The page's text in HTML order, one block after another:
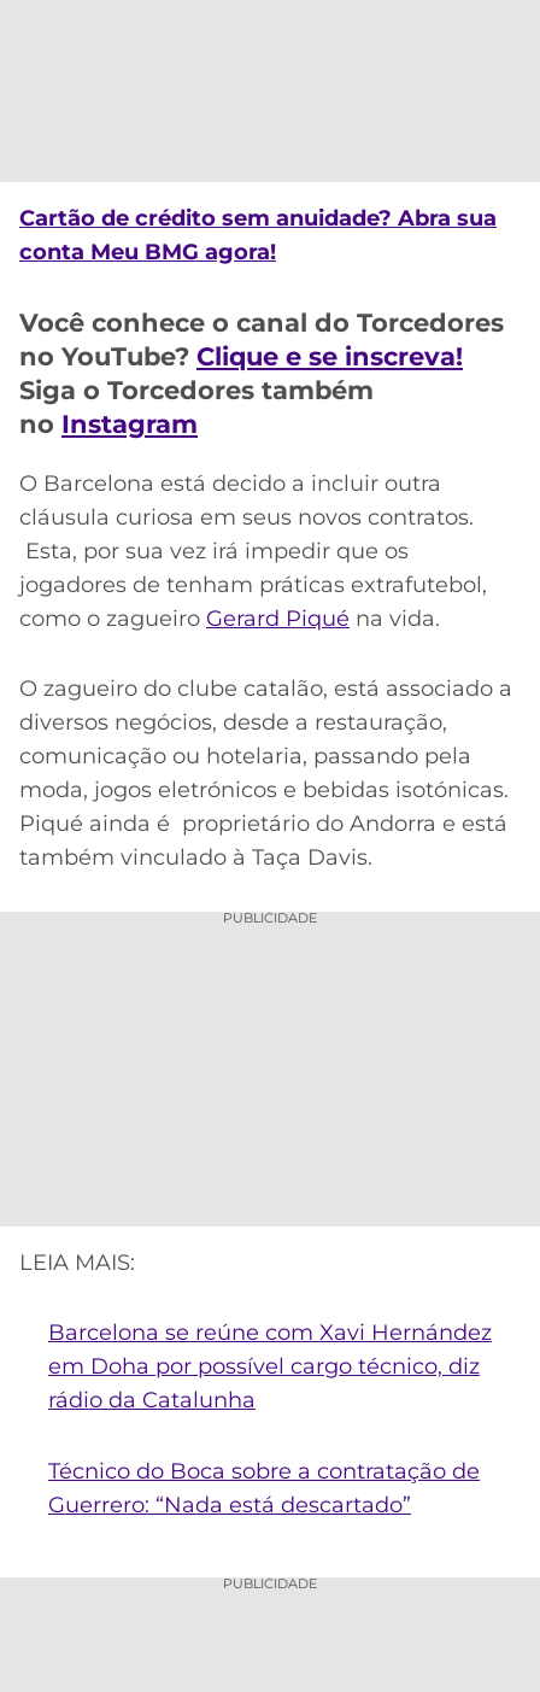
Cartão de crédito sem anuidade? Abra sua
conta Meu BMG agora!
Você conhece o canal do Torcedores
no YouTube? Clique e se inscreva!
Siga o Torcedores também
no Instagram
O Barcelona está decido a incluir outra
cláusula curiosa em seus novos contratos.
Esta, por sua vez irá impedir que os
jogadores de tenham práticas extrafutebol,
como o zagueiro Gerard Piqué na vida.
O zagueiro do clube catalão, está associado a
diversos negócios, desde a restauração,
comunicação ou hotelaria, passando pela
moda, jogos eletrónicos e bebidas isotónicas.
Piqué ainda é proprietário do Andorra e está
também vinculado à Taça Davis.
PUBLICIDADE
LEIA MAIS:
Barcelona se reúne com Xavi Hernández
em Doha por possível cargo técnico, diz
rádio da Catalunha
Técnico do Boca sobre a contratação de
Guerrero: “Nada está descartado”
PUBLICIDADE